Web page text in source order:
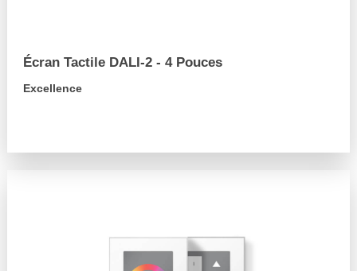
Écran Tactile DALI-2 - 4 Pouces
Excellence